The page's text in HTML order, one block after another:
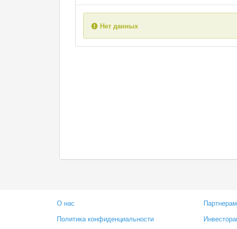
Нет данных
О нас
Политика конфиденциальности
Партнерам